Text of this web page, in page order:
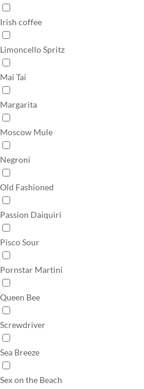
Irish coffee
Limoncello Spritz
Mai Tai
Margarita
Moscow Mule
Negroni
Old Fashioned
Passion Daiquiri
Pisco Sour
Pornstar Martini
Queen Bee
Screwdriver
Sea Breeze
Sex on the Beach